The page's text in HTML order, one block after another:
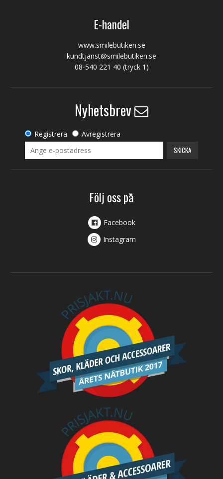
E-handel
www.smilebutiken.se
kundtjanst@smilebutiken.se
08-540 221 40 (tryck 1)
Nyhetsbrev
Registrera Avregistrera
SKICKA
Följ oss på
Facebook
Instagram